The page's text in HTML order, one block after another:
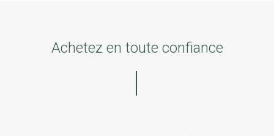
Achetez en toute confiance